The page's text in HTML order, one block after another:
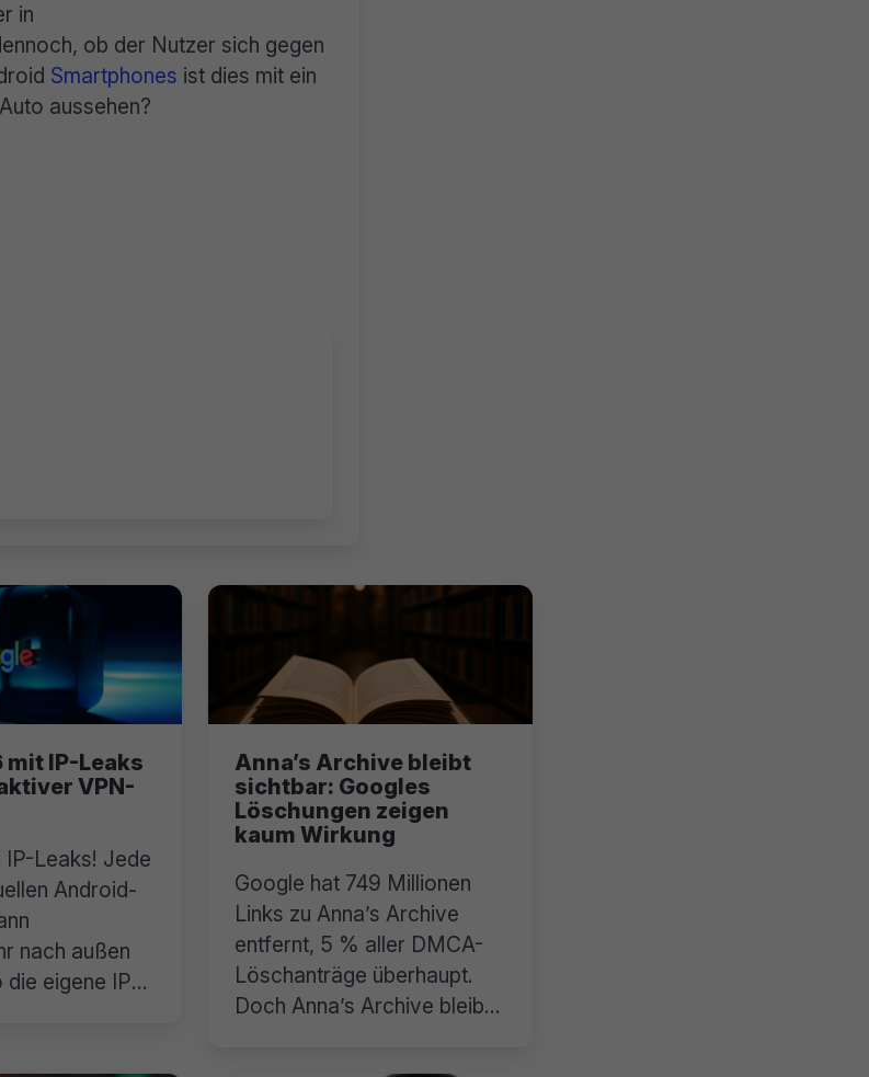
in
ob der Nutzer sich gegen
Smartphones ist dies mit ein
aussehen?
mit IP-Leaks
VPN-
Leaks! Jede
Android-
nach außen
die eigene IP-
Anna’s Archive bleibt
sichtbar: Googles
Löschungen zeigen
kaum Wirkung
Google hat 749 Millionen
Links zu Anna’s Archive
entfernt, 5 % aller DMCA-
Löschanträge überhaupt.
Doch Anna’s Archive bleibt